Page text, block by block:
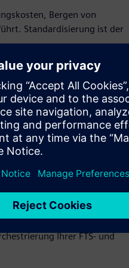
Bergen von
Standardisierung ist der
Sie sicherstellen, dass alle
und reibungslos
durch
und -
arbeitet in perfekter
Ihrer FTS- und